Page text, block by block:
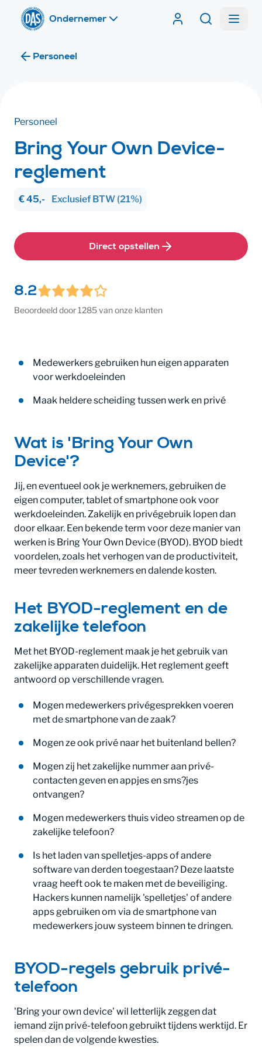
Ik ben
Home
Contracten van
ZoekenMenu
Personeel
Personeel
Bring Your Own Device-
reglement
€ 45,- Exclusief BTW (21%)
Direct opstellen
8.2
Beoordeeld door 1285 van onze klanten
Medewerkers gebruiken hun eigen apparaten
voor werkdoeleinden
Maak heldere scheiding tussen werk en privé
Wat is 'Bring Your Own
Device'?
Jij, en eventueel ook je werknemers, gebruiken de
eigen computer, tablet of smartphone ook voor
werkdoeleinden. Zakelijk en privégebruik lopen dan
door elkaar. Een bekende term voor deze manier van
werken is Bring Your Own Device (BYOD). BYOD biedt
voordelen, zoals het verhogen van de productiviteit,
meer tevreden werknemers en dalende kosten.
Het BYOD-reglement en de
zakelijke telefoon
Met het BYOD-reglement maak je het gebruik van
zakelijke apparaten duidelijk. Het reglement geeft
antwoord op verschillende vragen.
Mogen medewerkers privégesprekken voeren
met de smartphone van de zaak?
Mogen ze ook privé naar het buitenland bellen?
Mogen zij het zakelijke nummer aan privé-
contacten geven en appjes en sms?jes
ontvangen?
Mogen medewerkers thuis video streamen op de
zakelijke telefoon?
Is het laden van spelletjes-apps of andere
software van derden toegestaan? Deze laatste
vraag heeft ook te maken met de beveiliging.
Hackers kunnen namelijk 'spelletjes' of andere
apps gebruiken om via de smartphone van
medewerkers jouw systeem binnen te dringen.
BYOD-regels gebruik privé-
telefoon
'Bring your own device' wil letterlijk zeggen dat
iemand zijn privé-telefoon gebruikt tijdens werktijd. Er
spelen dan de volgende kwesties.